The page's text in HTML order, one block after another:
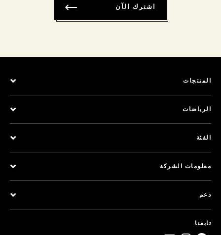
اشترك الآن
المنتجات
الرياضات
الفئة
معلومات الشركة
دعم
تابعنا